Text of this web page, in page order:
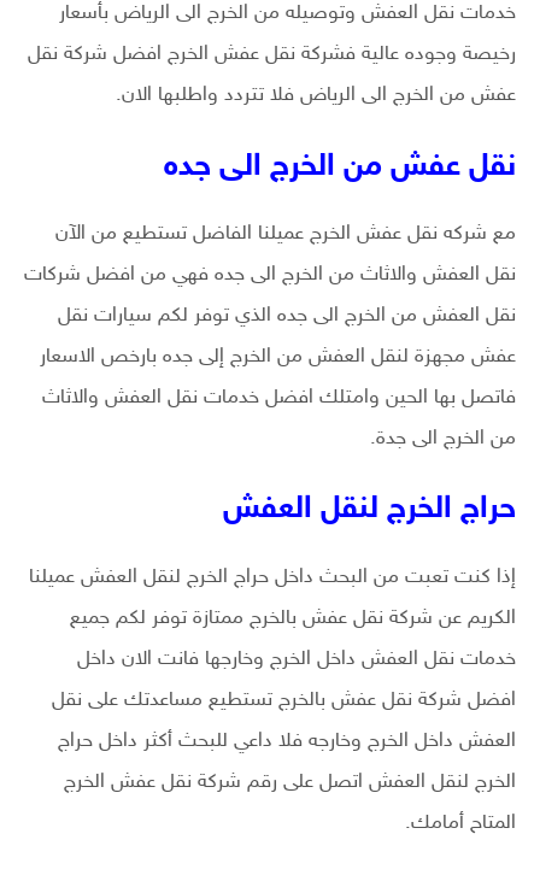
خدمات نقل العفش وتوصيله من الخرج الى الرياض بأسعار
رخيصة وجوده عالية فشركة نقل عفش الخرج افضل شركة نقل
عفش من الخرج الى الرياض فلا تتردد واطلبها الان.
نقل عفش من الخرج الى جده
مع شركه نقل عفش الخرج عميلنا الفاضل تستطيع من الآن
نقل العفش والاثاث من الخرج الى جده فهي من افضل شركات
نقل العفش من الخرج الى جده الذي توفر لكم سيارات نقل
عفش مجهزة لنقل العفش من الخرج إلى جده بارخص الاسعار
فاتصل بها الحين وامتلك افضل خدمات نقل العفش والاثاث
من الخرج الى جدة.
حراج الخرج لنقل العفش
إذا كنت تعبت من البحث داخل حراج الخرج لنقل العفش عميلنا
الكريم عن شركة نقل عفش بالخرج ممتازة توفر لكم جميع
خدمات نقل العفش داخل الخرج وخارجها فانت الان داخل
افضل شركة نقل عفش بالخرج تستطيع مساعدتك على نقل
العفش داخل الخرج وخارجه فلا داعي للبحث أكثر داخل حراج
الخرج لنقل العفش اتصل على رقم شركة نقل عفش الخرج
المتاح أمامك.